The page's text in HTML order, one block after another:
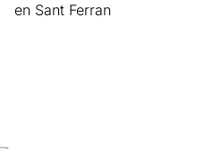
en Sant Ferran